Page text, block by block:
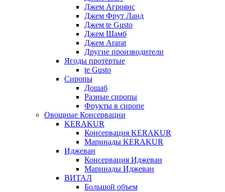
Джем Агроянс
Джем Фрут Ланд
Джем te Gusto
Джем Шамб
Джем Ararat
Другие производители
Ягоды протёртые
te Gusto
Сиропы
Дошаб
Разные сиропы
Фрукты в сиропе
Овощные Консервации
KERAKUR
Консервация KERAKUR
Маринады KERAKUR
Иджеван
Консервация Иджеван
Маринады Иджеван
ВИТАЛ
Большой объем